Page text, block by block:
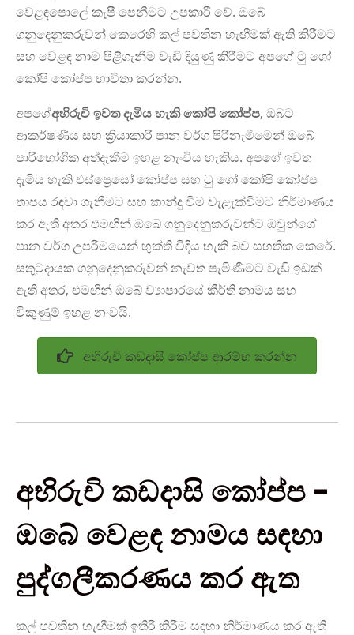
වෙළඳපොලේ කැපී පෙනීමට උපකාරී වේ. ඔබේ
ගනුදෙනුකරුවන් කෙරෙහි කල් පවතින හැඟීමක් ඇති කිරීමට
සහ වෙළඳ නාම පිළිගැනීම වැඩි දියුණු කිරීමට අපගේ ටු ගෝ
කෝපි කෝප්ප භාවිතා කරන්න.
අපගේඅභිරුචි ඉවත දැමිය හැකි කෝපි කෝප්ප, ඔබට
ආකර්ෂණීය සහ ක්‍රියාකාරී පාන වර්ග පිරිනැමීමෙන් ඔබේ
පාරිභෝගික අත්දැකීම ඉහළ නැංවිය හැකිය. අපගේ ඉවත
දැමිය හැකි එස්ප්‍රෙසෝ කෝප්ප සහ ටු ගෝ කෝපි කෝප්ප
තාපය රඳවා ගැනීමට සහ කාන්දු වීම වැළැක්වීමට නිර්මාණය
කර ඇති අතර එමඟින් ඔබේ ගනුදෙනුකරුවන්ට ඔවුන්ගේ
පාන වර්ග උපරිමයෙන් භුක්ති විඳිය හැකි බව සහතික කෙරේ.
සතුටුදායක ගනුදෙනුකරුවන් නැවත පැමිණීමට වැඩි ඉඩක්
ඇති අතර, එමඟින් ඔබේ ව්‍යාපාරයේ කීර්ති නාමය සහ
විකුණුම් ඉහළ නංවයි.
අභිරුචි කඩදාසි කෝප්ප ආරම්භ කරන්න
අභිරුචි කඩදාසි කෝප්ප -
ඔබේ වෙළඳ නාමය සඳහා
පුද්ගලීකරණය කර ඇත
කල් පවතින හැඟීමක් ඉතිරි කිරීම සඳහා නිර්මාණය කර ඇති